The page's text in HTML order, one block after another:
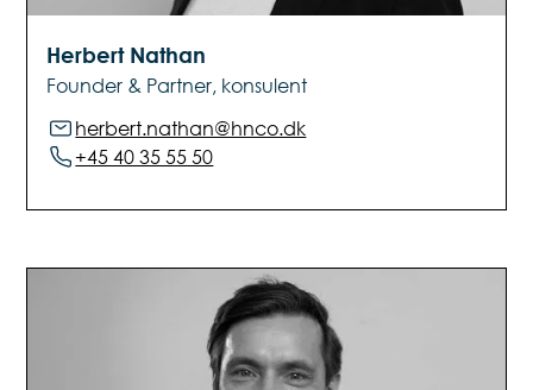
Herbert Nathan
Founder & Partner, konsulent
herbert.nathan@hnco.dk
+45 40 35 55 50